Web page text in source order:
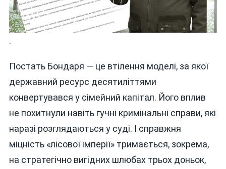
.
Постать Бондаря — це втілення моделі, за якої
державний ресурс десятиліттями
конвертувався у сімейний капітал. Його вплив
не похитнули навіть гучні кримінальні справи, які
наразі розглядаються у суді. І справжня
міцність «лісової імперії» тримається, зокрема,
на стратегічно вигідних шлюбах трьох доньок,